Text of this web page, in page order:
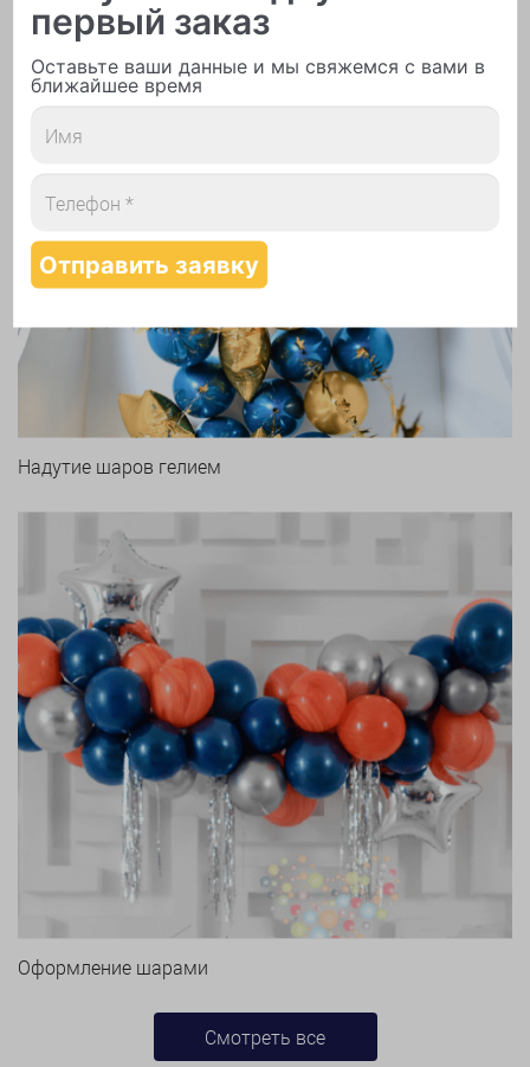
Арки и гирлянды из шаров
Надутие шаров гелием
Оформление шарами
Смотреть все
первый заказ
Оставьте ваши данные и мы свяжемся с вами в
ближайшее время